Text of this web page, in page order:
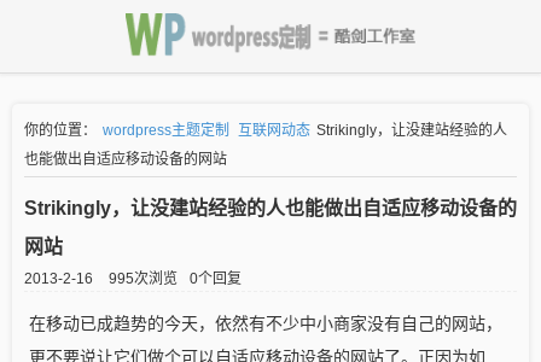
你的位置： wordpress主题定制 互联网动态 Strikingly，让没建站经验的人
也能做出自适应移动设备的网站
Strikingly，让没建站经验的人也能做出自适应移动设备的
网站
2013-2-16 995次浏览 0个回复
在移动已成趋势的今天，依然有不少中小商家没有自己的网站，
更不要说让它们做个可以自适应移动设备的网站了。正因为如